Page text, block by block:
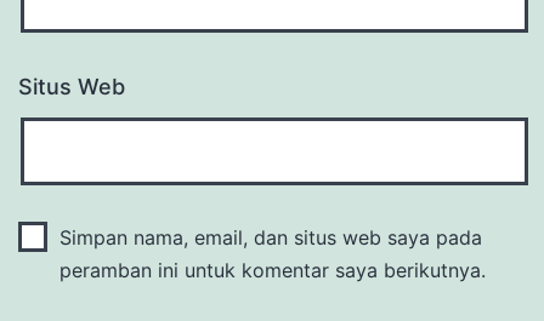
Situs Web
Simpan nama, email, dan situs web saya pada
peramban ini untuk komentar saya berikutnya.